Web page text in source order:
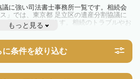
に強い司法書士事務所一覧です。相続会
」では、東京都 足立区の遺産分割協議に
見ることが出来ます。相続のトラブルやお
隣の司法書士に相談してみましょう。
もっと見る
に条件を絞り込む